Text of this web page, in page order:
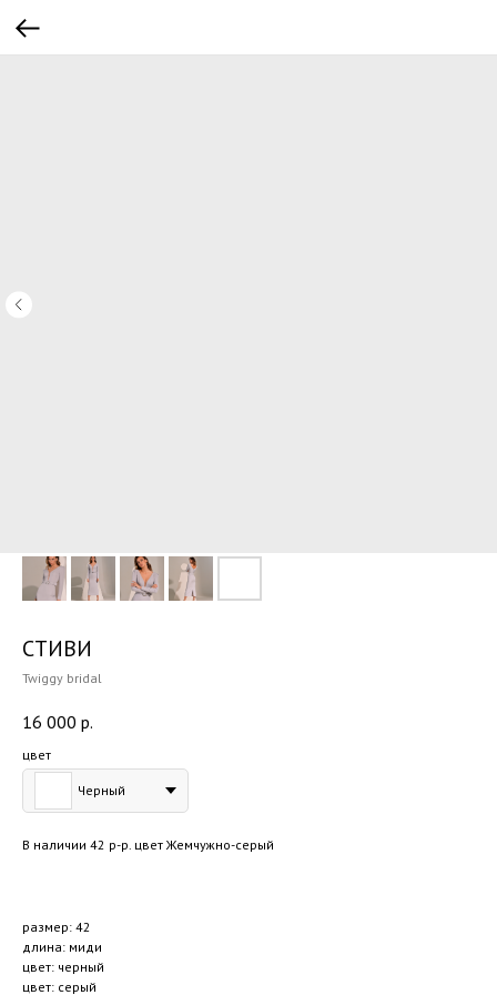
СТИВИ
Twiggy bridal
16 000 р.
цвет
Черный
В наличии 42 р-р. цвет Жемчужно-серый
размер: 42
длина: миди
цвет: черный
цвет: серый